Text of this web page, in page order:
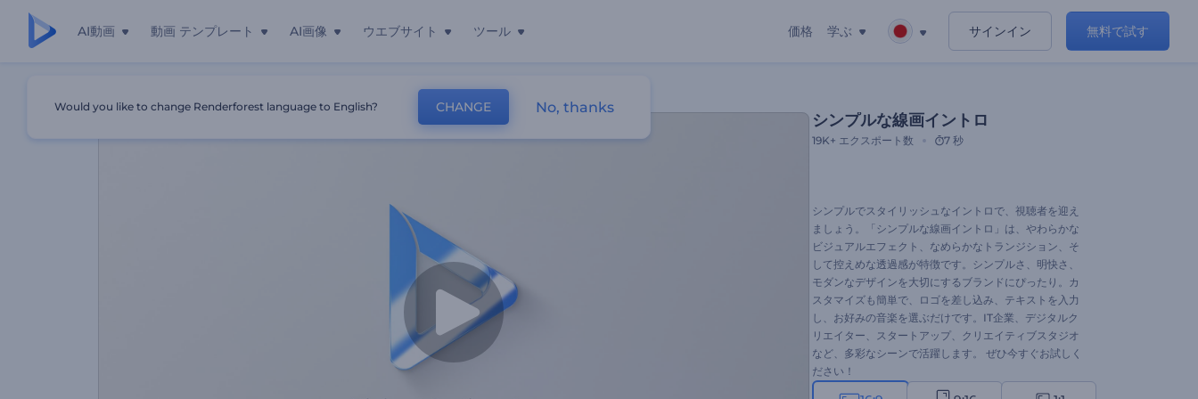
AI動画 動画 テンプレート AI画像 ウエブサイト ツール 価格 学ぶ サインイン 無料で試す
シンプルな線画イントロ
19K+ エクスポート数 7 秒
シンプルでスタイリッシュなイントロで、視聴者を迎え
ましょう。「シンプルな線画イントロ」は、やわらかな
ビジュアルエフェクト、なめらかなトランジション、そ
して控えめな透過感が特徴です。シンプルさ、明快さ、
モダンなデザインを大切にするブランドにぴったり。カ
スタマイズも簡単で、ロゴを差し込み、テキストを入力
し、お好みの音楽を選ぶだけです。IT企業、デジタルク
リエイター、スタートアップ、クリエイティブスタジオ
など、多彩なシーンで活躍します。 ぜひ今すぐお試しく
ださい！
Would you like to change Renderforest language to English? CHANGE No, thanks